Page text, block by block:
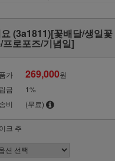
(3a1811)[꽃배달/생일꽃
로포즈/기념일]
가 269,000원
금
1%
비
(무료)
크 추